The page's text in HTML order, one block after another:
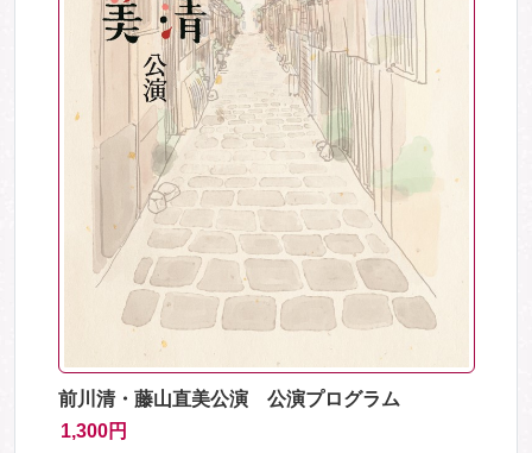
前川清・藤山直美公演 公演プログラム
1,300円